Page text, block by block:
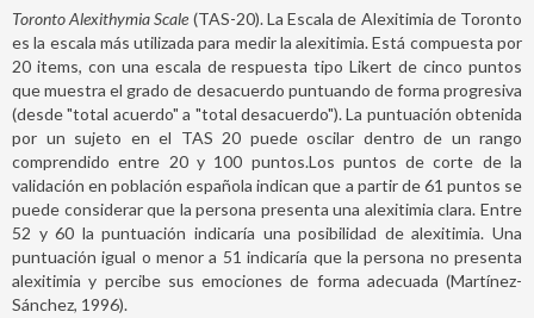
Toronto Alexithymia Scale (TAS-20). La Escala de Alexitimia de Toronto
es la escala más utilizada para medir la alexitimia. Está compuesta por
20 items, con una escala de respuesta tipo Likert de cinco puntos
que muestra el grado de desacuerdo puntuando de forma progresiva
(desde "total acuerdo" a "total desacuerdo"). La puntuación obtenida
por un sujeto en el TAS 20 puede oscilar dentro de un rango
comprendido entre 20 y 100 puntos.Los puntos de corte de la
validación en población española indican que a partir de 61 puntos se
puede considerar que la persona presenta una alexitimia clara. Entre
52 y 60 la puntuación indicaría una posibilidad de alexitimia. Una
puntuación igual o menor a 51 indicaría que la persona no presenta
alexitimia y percibe sus emociones de forma adecuada (Martínez-
Sánchez, 1996).